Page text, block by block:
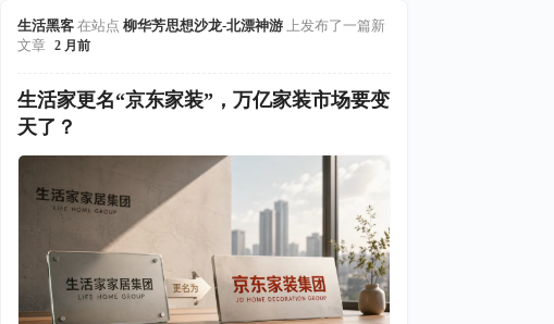
生活黑客在站点 柳华芳思想沙龙-北漂神游上发布了一篇新
文章
2 月前
生活家更名“京东家装”，万亿家装市场要变
天了？